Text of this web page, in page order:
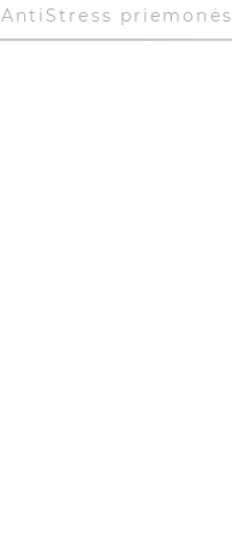
AntiStress priemonės